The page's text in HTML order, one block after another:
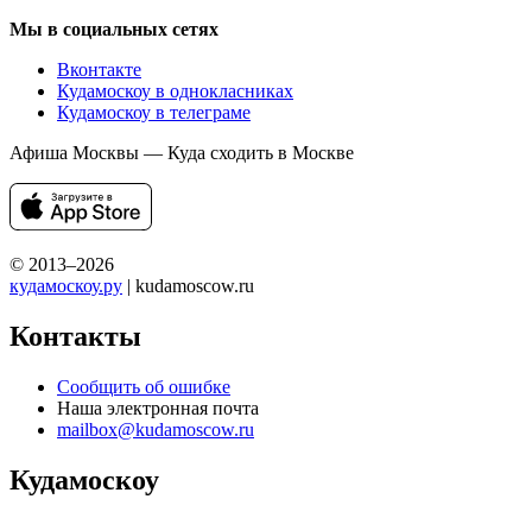
Мы в социальных сетях
Вконтакте
Кудамоскоу в однокласниках
Кудамоскоу в телеграме
Афиша Москвы — Куда сходить в Москве
© 2013–2026
кудамоскоу.ру | kudamoscow.ru
Контакты
Сообщить об ошибке
Наша электронная почта
mailbox@kudamoscow.ru
Кудамоскоу